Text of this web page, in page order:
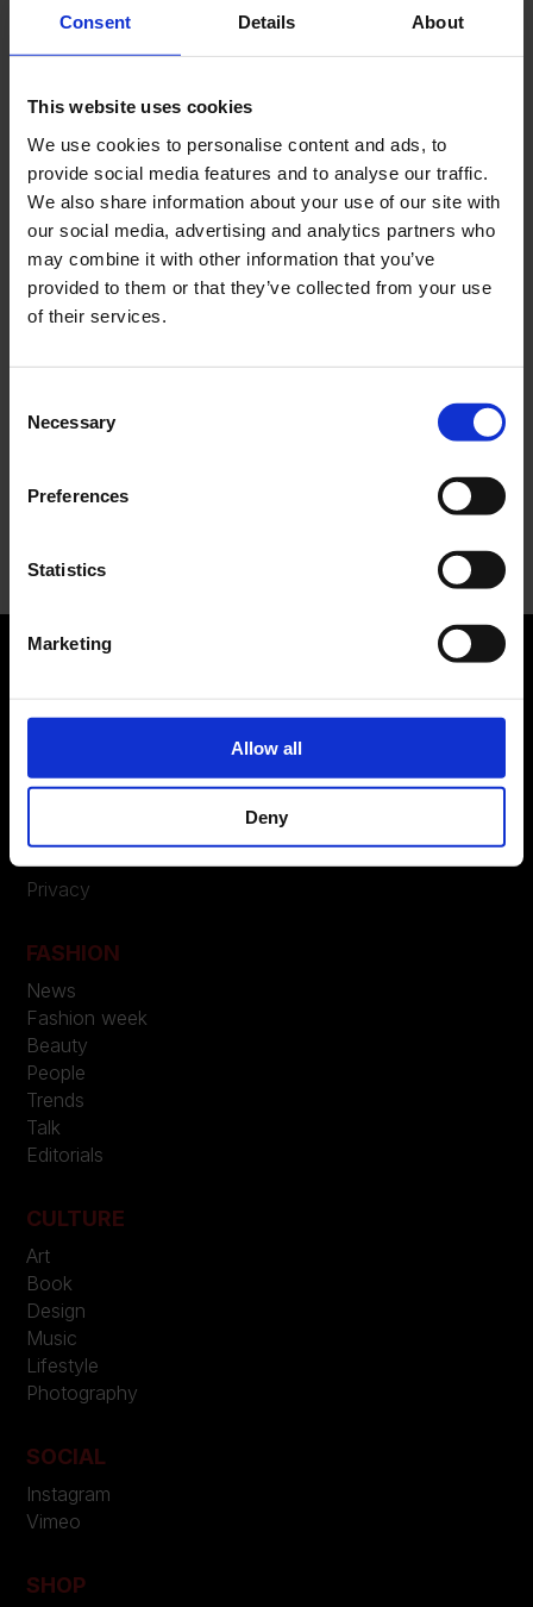
Consent Details About
This website uses cookies
We use cookies to personalise content and ads, to
provide social media features and to analyse our traffic.
We also share information about your use of our site with
our social media, advertising and analytics partners who
may combine it with other information that you’ve
provided to them or that they’ve collected from your use
of their services.
Selection
Necessary
Preferences
Statistics
Marketing
Allow all
Deny
Dolce Vita Riviera
Le donne omeriche e l’eterna resistenza: il
coraggio di chi persiste all’ombra degli eroi
Slayyyter e il sogno decadente della provincia
americana: chi è la nuova anti-diva della musica
elettro-pop
ASICS SportStyle e Little Tokyo Table Tennis: la
L’universo crepuscolare di Miu Miu: Hailey Bieber e
campagna FW 2026
Recent Comments
ABOUT US
Contatti
LEGAL
Privacy
FASHION
News
Fashion week
Beauty
People
Trends
Talk
Editorials
CULTURE
Art
Book
Design
Music
Lifestyle
Photography
SOCIAL
Instagram
Vimeo
SHOP